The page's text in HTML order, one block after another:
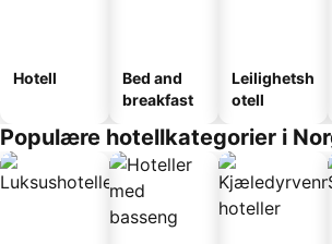
Hotell
Bed and
breakfast
Leilighetsh
otell
Populære hotellkategorier i